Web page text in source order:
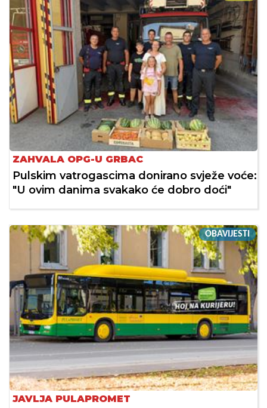
ZAHVALA OPG-U GRBAC
Pulskim vatrogascima donirano svježe voće:
"U ovim danima svakako će dobro doći"
OBAVIJESTI
JAVLJA PULAPROMET